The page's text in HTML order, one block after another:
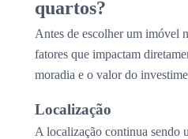
quartos?
Antes de escolher um imóvel
fatores que impactam
moradia e o valor do
Localização
A localização continua sendo